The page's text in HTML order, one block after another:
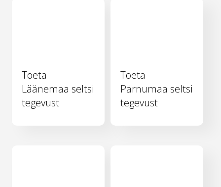
Toeta
Läänemaa seltsi
tegevust
Toeta
Pärnumaa seltsi
tegevust